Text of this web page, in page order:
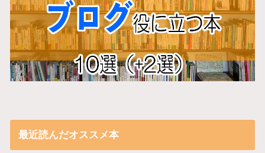
最近読んだオススメ本